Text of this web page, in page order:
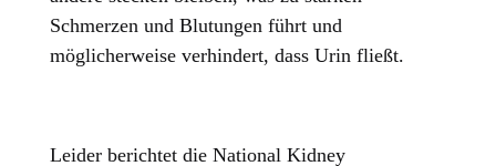
Schmerzen und Blutungen führt und
möglicherweise verhindert, dass Urin fließt.
Leider berichtet die National Kidney